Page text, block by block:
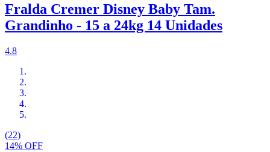
Fralda Cremer Disney Baby Tam.
Grandinho - 15 a 24kg 14 Unidades
4.8
(22)
14% OFF